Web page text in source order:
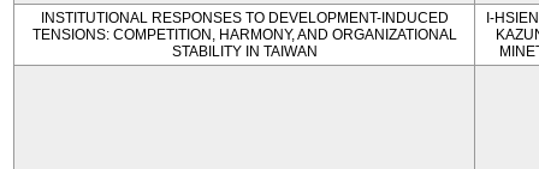
INSTITUTIONAL RESPONSES TO DEVELOPMENT-INDUCED
TENSIONS: COMPETITION, HARMONY, AND ORGANIZATIONAL
STABILITY IN TAIWAN
I-